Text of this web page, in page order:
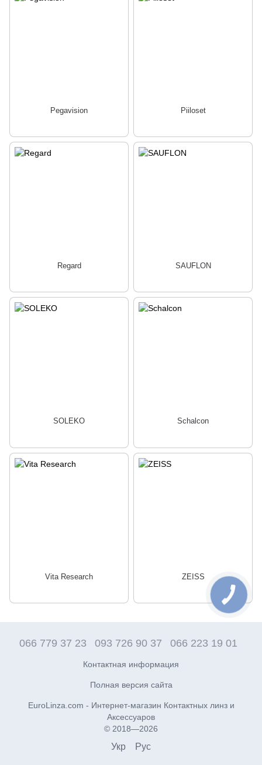
Pegavision Piiloset
Regard SAUFLON
SOLEKO Schalcon
Vita Research ZEISS
066 779 37 23 093 726 90 37 066 223 19 01
Контактная информация
Полная версия сайта
EuroLinza.com - Интернет-магазин Контактных линз и
Аксессуаров
© 2018—2026
Укр Рус